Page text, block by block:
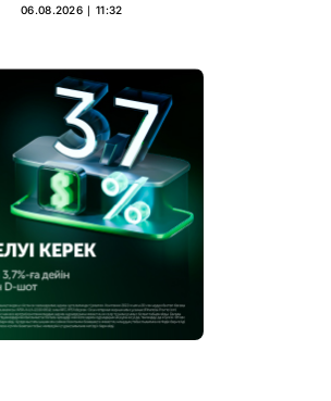
06.08.2026 ∣ 11:32